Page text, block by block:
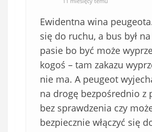
Ewidentna wina peugeota.
się do ruchu, a bus był
pasie bo być może
kogoś – tam zakazu
nie ma. A peugeot
na drogę bezpośrednio z
bez sprawdzenia czy
bezpiecznie włączyć się